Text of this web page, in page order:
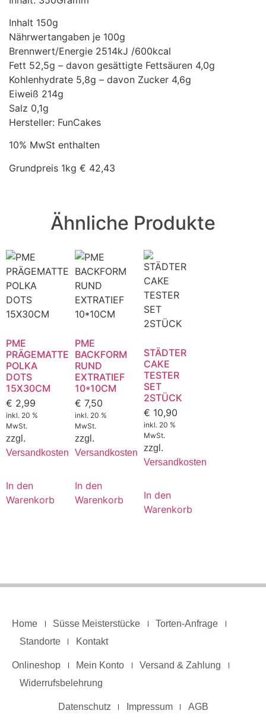
Inhalt 150g
Nährwertangaben je 100g
Brennwert/Energie 2514kJ /600kcal
Fett 52,5g – davon gesättigte Fettsäuren 4,0g
Kohlenhydrate 5,8g – davon Zucker 4,6g
Eiweiß 214g
Salz 0,1g
Hersteller: FunCakes
10% MwSt enthalten
Grundpreis 1kg € 42,43
Ähnliche Produkte
PME
PRÄGEMATTE
POLKA
DOTS
15X30CM
€ 2,99
inkl. 20 %
MwSt.
zzgl.
Versandkosten
In den
Warenkorb
PME
BACKFORM
RUND
EXTRATIEF
10*10CM
€ 7,50
inkl. 20 %
MwSt.
zzgl.
Versandkosten
In den
Warenkorb
STÄDTER
CAKE
TESTER
SET
2STÜCK
€ 10,90
inkl. 20 %
MwSt.
zzgl.
Versandkosten
In den
Warenkorb
Home Süsse Meisterstücke
Torten-Anfrage
Standorte
Kontakt
Onlineshop Mein Konto
Versand & Zahlung
Widerrufsbelehrung
Datenschutz Impressum AGB